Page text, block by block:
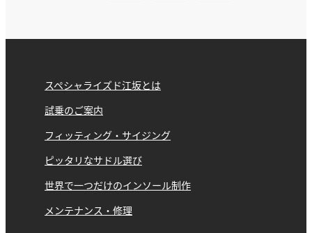
スペシャライズド江坂とは
試乗のご案内
フィッティング・サイジング
ピッタリなサドル選び
世界で一つだけのインソール制作
メンテナンス・修理